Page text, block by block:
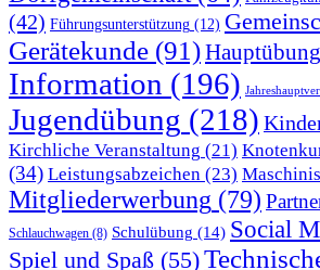
(42) Führungsunterstützung (12)
Gerätekunde (91)Hauptübung
Information (196)
Jugendübung (218)
Kirchliche Veranstaltung (21)
(34) Leistungsabzeichen (23)
Mitgliederwerbung (79)
Schlauchwagen (8) Schulübung (14) Social
Spiel und Spaß (55)